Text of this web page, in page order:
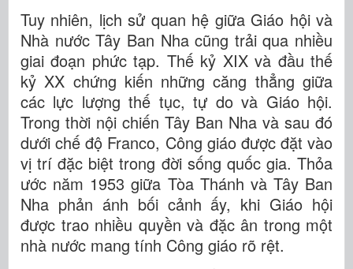
Tuy nhiên, lịch sử quan hệ giữa Giáo hội và
Nhà nước Tây Ban Nha cũng trải qua nhiều
giai đoạn phức tạp. Thế kỷ XIX và đầu thế
kỷ XX chứng kiến những căng thẳng giữa
các lực lượng thế tục, tự do và Giáo hội.
Trong thời nội chiến Tây Ban Nha và sau đó
dưới chế độ Franco, Công giáo được đặt vào
vị trí đặc biệt trong đời sống quốc gia. Thỏa
ước năm 1953 giữa Tòa Thánh và Tây Ban
Nha phản ánh bối cảnh ấy, khi Giáo hội
được trao nhiều quyền và đặc ân trong một
nhà nước mang tính Công giáo rõ rệt.